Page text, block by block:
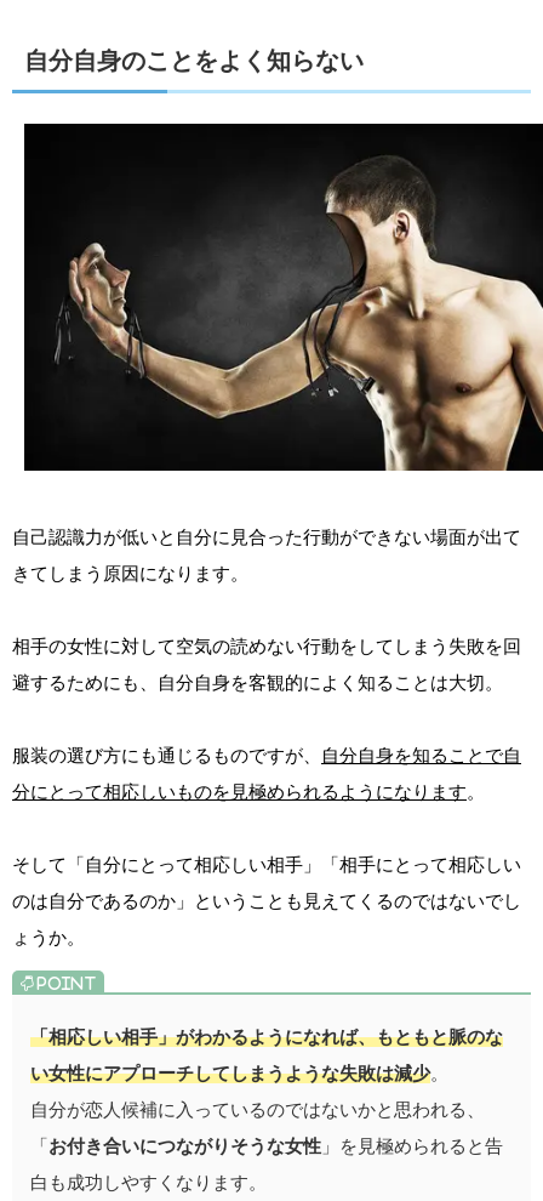
自分自身のことをよく知らない
自己認識力が低いと自分に見合った行動ができない場面が出て
きてしまう原因になります。
相手の女性に対して空気の読めない行動をしてしまう失敗を回
避するためにも、自分自身を客観的によく知ることは大切。
服装の選び方にも通じるものですが、
自分自身を知ることで自
分にとって相応しいものを見極められるようになります。
そして「自分にとって相応しい相手」「相手にとって相応しい
のは自分であるのか」ということも見えてくるのではないでし
ょうか。
「相応しい相手」がわかるようになれば、もともと脈のな
い女性にアプローチしてしまうような失敗は減少。
自分が恋人候補に入っているのではないかと思われる、
「お付き合いにつながりそうな女性 」を見極められると告
白も成功しやすくなります。